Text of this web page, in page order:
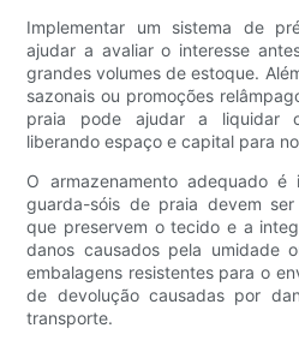
Implementar um sistema de
ajudar a avaliar o interesse
grandes volumes de estoque.
sazonais ou promoções
praia pode ajudar a liquidar
liberando espaço e capital para
O armazenamento adequado é
guarda-sóis de praia devem
que preservem o tecido e a
danos causados ​​pela umidade
embalagens resistentes para o
de devolução causadas por
transporte.